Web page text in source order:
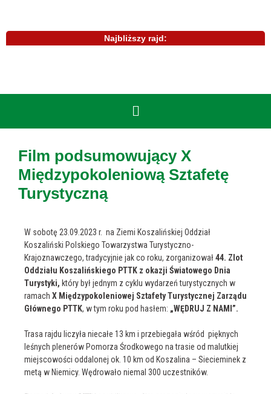
Najbliższy rajd:
Film podsumowujący X
Międzypokoleniową Sztafetę
Turystyczną
W sobotę 23.09.2023 r. na Ziemi Koszalińskiej Oddział
Koszaliński Polskiego Towarzystwa Turystyczno-
Krajoznawczego, tradycyjnie jak co roku, zorganizował 44. Zlot
Oddziału Koszalińskiego PTTK z okazji Światowego Dnia
Turystyki, który był jednym z cyklu wydarzeń turystycznych w
ramach X Międzypokoleniowej Sztafety Turystycznej Zarządu
Głównego PTTK, w tym roku pod hasłem: „WĘDRUJ Z NAMI”.
Trasa rajdu liczyła niecałe 13 km i przebiegała wśród pięknych
leśnych plenerów Pomorza Środkowego na trasie od malutkiej
miejscowości oddalonej ok. 10 km od Koszalina ­– Siecieminek z
metą w Niemicy. Wędrowało niemal 300 uczestników.